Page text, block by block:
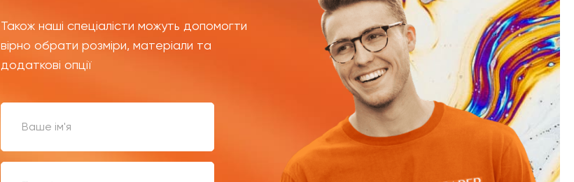
Також наші спеціалісти можуть допомогти
вірно обрати розміри, матеріали та
додаткові опції